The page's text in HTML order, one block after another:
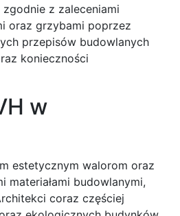
z zaleceniami
oraz grzybami poprzez
przepisów budowlanych
konieczności
w
estetycznym walorom oraz
materiałami budowlanymi,
coraz częściej